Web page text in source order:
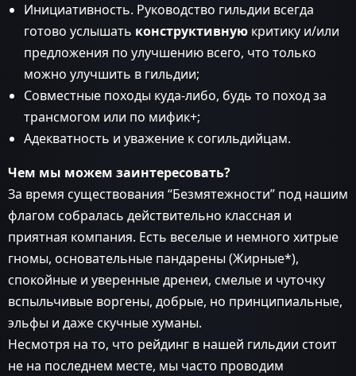
Инициативность. Руководство гильдии всегда
готово услышать конструктивную критику и/или
предложения по улучшению всего, что только
можно улучшить в гильдии;
Совместные походы куда-либо, будь то поход за
трансмогом или по мифик+;
Адекватность и уважение к согильдийцам.
Чем мы можем заинтересовать?
За время существования “Безмятежности” под нашим
флагом собралась действительно классная и
приятная компания. Есть веселые и немного хитрые
гномы, основательные пандарены (Жирные*),
спокойные и уверенные дренеи, смелые и чуточку
вспыльчивые воргены, добрые, но принципиальные,
эльфы и даже скучные хуманы.
Несмотря на то, что рейдинг в нашей гильдии стоит
не на последнем месте, мы часто проводим